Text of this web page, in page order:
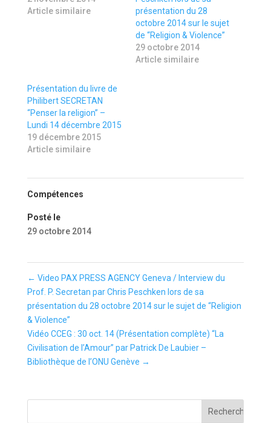
Article similaire
présentation du 28
octobre 2014 sur le sujet
de “Religion & Violence”
29 octobre 2014
Article similaire
Présentation du livre de
Philibert SECRETAN
“Penser la religion” –
Lundi 14 décembre 2015
19 décembre 2015
Article similaire
Compétences
Posté le
29 octobre 2014
← Video PAX PRESS AGENCY Geneva / Interview du
Prof. P. Secretan par Chris Peschken lors de sa
présentation du 28 octobre 2014 sur le sujet de “Religion
& Violence”
Vidéo CCEG : 30 oct. 14 (Présentation complète) “La
Civilisation de l’Amour” par Patrick De Laubier –
Bibliothèque de l’ONU Genève →